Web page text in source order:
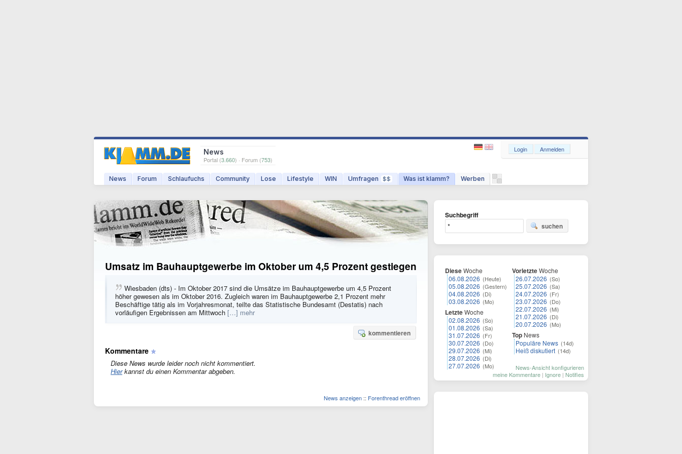
News
Portal (3.660) · Forum (753)
News Forum Schlaufuchs Community Lose Lifestyle WIN Umfragen $$ Was ist klamm? Werben
Login Anmelden
Umsatz im Bauhauptgewerbe im Oktober um 4,5 Prozent gestiegen
Wiesbaden (dts) - Im Oktober 2017 sind die Umsätze im Bauhauptgewerbe um 4,5 Prozent
höher gewesen als im Oktober 2016. Zugleich waren im Bauhauptgewerbe 2,1 Prozent mehr
Beschäftige tätig als im Vorjahresmonat, teilte das Statistische Bundesamt (Destatis) nach
vorläufigen Ergebnissen am Mittwoch […] mehr
kommentieren
Kommentare
Diese News wurde leider noch nicht kommentiert.
Hierkannst du einen Kommentar abgeben.
News anzeigen :: Forenthread eröffnen
Suchbegriff
suchen
DieseWoche
06.08.2026 (Heute)
05.08.2026 (Gestern)
04.08.2026 (Di)
03.08.2026 (Mo)
LetzteWoche
02.08.2026 (So)
01.08.2026 (Sa)
31.07.2026 (Fr)
30.07.2026 (Do)
29.07.2026 (Mi)
28.07.2026 (Di)
27.07.2026 (Mo)
VorletzteWoche
26.07.2026 (So)
25.07.2026 (Sa)
24.07.2026 (Fr)
23.07.2026 (Do)
22.07.2026 (Mi)
21.07.2026 (Di)
20.07.2026 (Mo)
Top News
Populäre News (14d)
Heiß diskutiert (14d)
News-Ansicht konfigurieren
meine Kommentare | Ignore | Notifies